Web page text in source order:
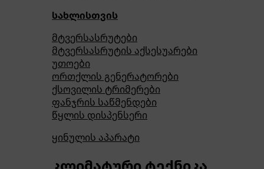
სახლისთვის
მტვერსასრუტები
მტვერსასრუტის აქსესუარები
უთოები
ორთქლის გენერატორები
ქსოვილის ტრიმერები
ფანჯრის საწმენდები
წყლის დისპენსერი
ყინულის აპარატი